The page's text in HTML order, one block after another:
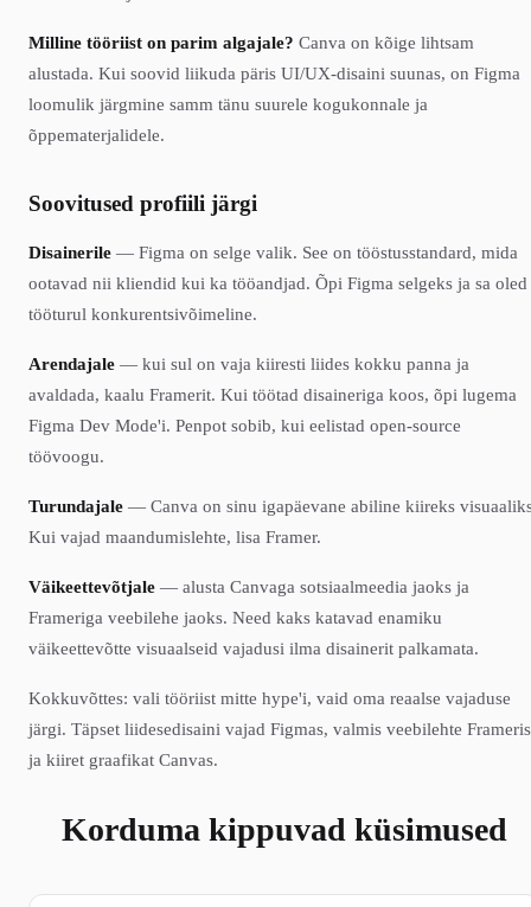
Milline tööriist on parim algajale? Canva on kõige lihtsam
alustada. Kui soovid liikuda päris UI/UX-disaini suunas, on Figma
loomulik järgmine samm tänu suurele kogukonnale ja
õppematerjalidele.
Soovitused profiili järgi
Disainerile — Figma on selge valik. See on tööstusstandard, mida
ootavad nii kliendid kui ka tööandjad. Õpi Figma selgeks ja sa oled
tööturul konkurentsivõimeline.
Arendajale — kui sul on vaja kiiresti liides kokku panna ja
avaldada, kaalu Framerit. Kui töötad disaineriga koos, õpi lugema
Figma Dev Mode'i. Penpot sobib, kui eelistad open-source
töövoogu.
Turundajale — Canva on sinu igapäevane abiline kiireks
Kui vajad maandumislehte, lisa Framer.
Väikeettevõtjale — alusta Canvaga sotsiaalmeedia jaoks ja
Frameriga veebilehe jaoks. Need kaks katavad enamiku
väikeettevõtte visuaalseid vajadusi ilma disainerit palkamata.
Kokkuvõttes: vali tööriist mitte hype'i, vaid oma reaalse vajaduse
järgi. Täpset liidesedisaini vajad Figmas, valmis veebilehte Frameris
ja kiiret graafikat Canvas.
Korduma kippuvad küsimused